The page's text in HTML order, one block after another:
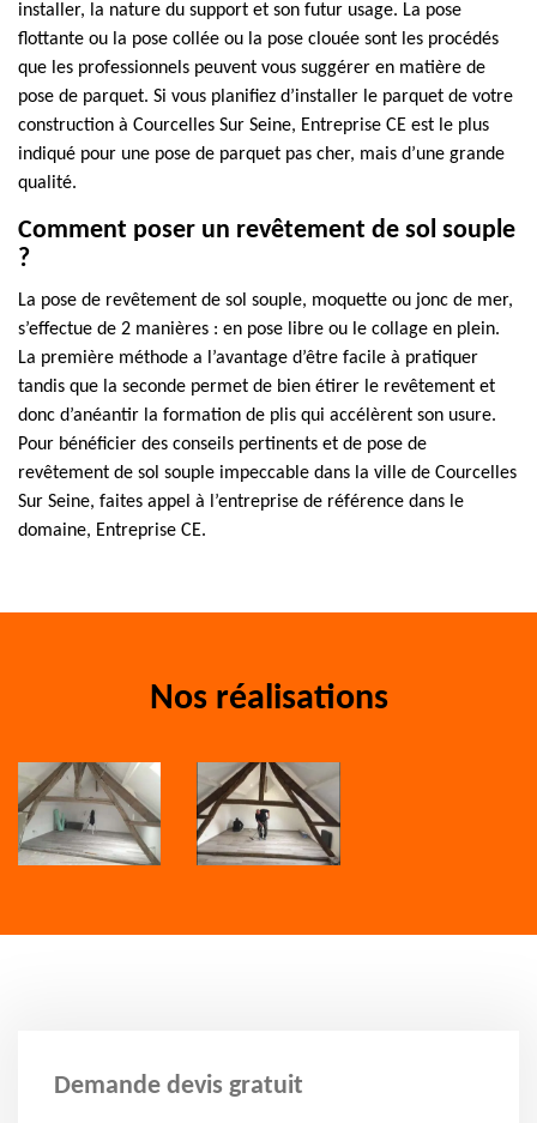
installer, la nature du support et son futur usage. La pose
flottante ou la pose collée ou la pose clouée sont les procédés
que les professionnels peuvent vous suggérer en matière de
pose de parquet. Si vous planifiez d’installer le parquet de votre
construction à Courcelles Sur Seine, Entreprise CE est le plus
indiqué pour une pose de parquet pas cher, mais d’une grande
qualité.
Comment poser un revêtement de sol souple
?
La pose de revêtement de sol souple, moquette ou jonc de mer,
s’effectue de 2 manières : en pose libre ou le collage en plein.
La première méthode a l’avantage d’être facile à pratiquer
tandis que la seconde permet de bien étirer le revêtement et
donc d’anéantir la formation de plis qui accélèrent son usure.
Pour bénéficier des conseils pertinents et de pose de
revêtement de sol souple impeccable dans la ville de Courcelles
Sur Seine, faites appel à l’entreprise de référence dans le
domaine, Entreprise CE.
Nos réalisations
Demande devis gratuit